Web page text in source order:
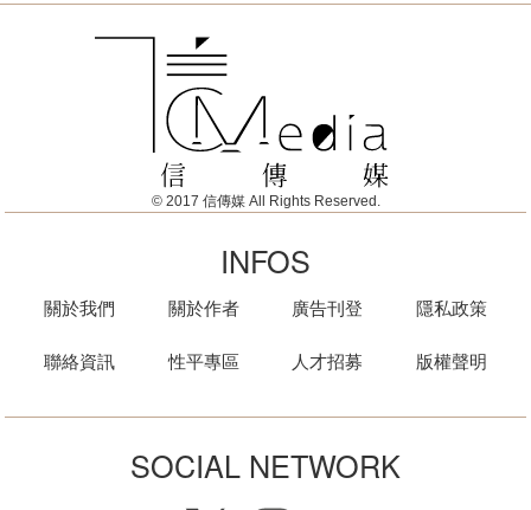
© 2017 信傳媒 All Rights Reserved.
INFOS
關於我們
聯絡資訊
關於作者
性平專區
廣告刊登
人才招募
隱私政策
版權聲明
SOCIAL NETWORK